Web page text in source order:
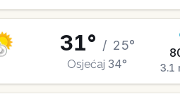
31° / 25°
Osjećaj 34° 3.1